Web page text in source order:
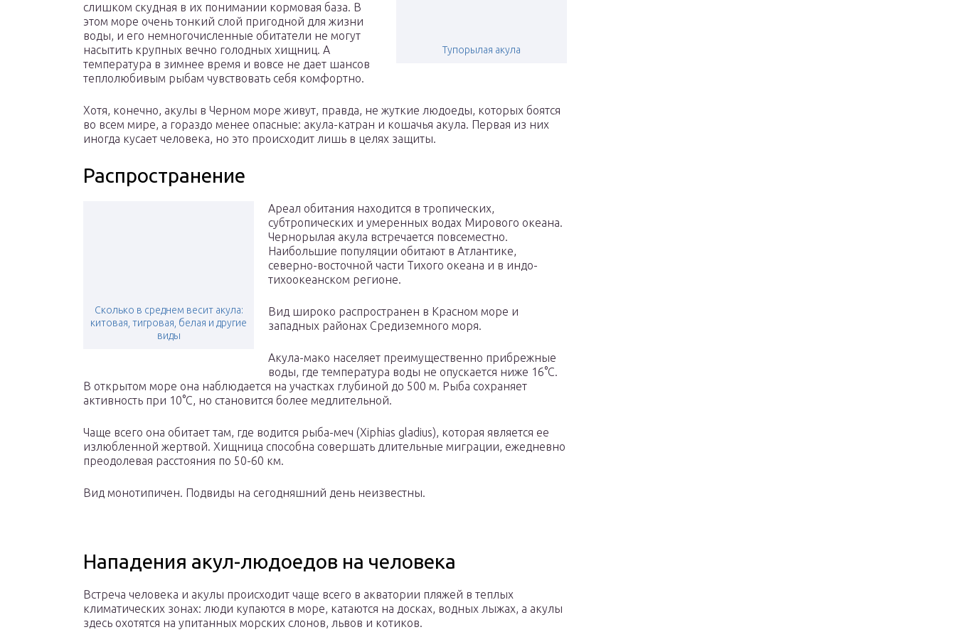
Тупорылая акула
слишком скудная в их понимании кормовая база. В
этом море очень тонкий слой пригодной для жизни
воды, и его немногочисленные обитатели не могут
насытить крупных вечно голодных хищниц. А
температура в зимнее время и вовсе не дает шансов
теплолюбивым рыбам чувствовать себя комфортно.
Хотя, конечно, акулы в Черном море живут, правда, не жуткие людоеды, которых боятся
во всем мире, а гораздо менее опасные: акула-катран и кошачья акула. Первая из них
иногда кусает человека, но это происходит лишь в целях защиты.
Распространение
Сколько в среднем весит акула:
китовая, тигровая, белая и другие
виды
Ареал обитания находится в тропических,
субтропических и умеренных водах Мирового океана.
Чернорылая акула встречается повсеместно.
Наибольшие популяции обитают в Атлантике,
северно-восточной части Тихого океана и в индо-
тихоокеанском регионе.
Вид широко распространен в Красном море и
западных районах Средиземного моря.
Акула-мако населяет преимущественно прибрежные
воды, где температура воды не опускается ниже 16°С.
В открытом море она наблюдается на участках глубиной до 500 м. Рыба сохраняет
активность при 10°С, но становится более медлительной.
Чаще всего она обитает там, где водится рыба-меч (Xiphias gladius), которая является ее
излюбленной жертвой. Хищница способна совершать длительные миграции, ежедневно
преодолевая расстояния по 50-60 км.
Вид монотипичен. Подвиды на сегодняшний день неизвестны.
Нападения акул-людоедов на человека
Встреча человека и акулы происходит чаще всего в акватории пляжей в теплых
климатических зонах: люди купаются в море, катаются на досках, водных лыжах, а акулы
здесь охотятся на упитанных морских слонов, львов и котиков.